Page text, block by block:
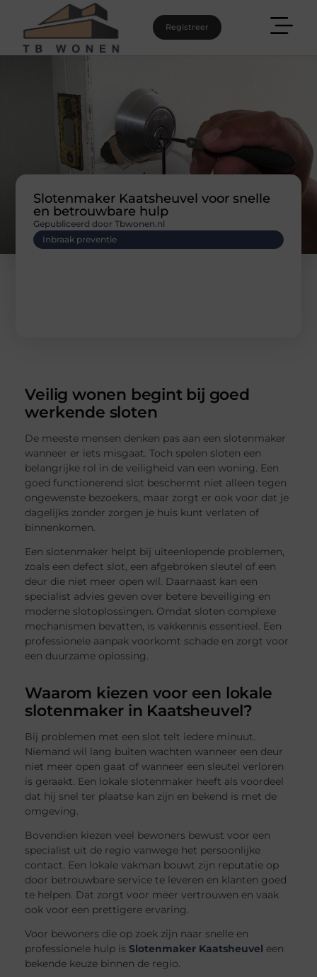
Registreer
Slotenmaker Kaatsheuvel voor snelle
en betrouwbare hulp
Inbraak preventie
Gepubliceerd door Tbwonen.nl
Veilig wonen begint bij goed
werkende sloten
De meeste mensen denken pas aan een slotenmaker
wanneer er iets misgaat. Toch spelen sloten een
belangrijke rol in de veiligheid van een woning. Een
goed functionerend slot beschermt niet alleen tegen
ongewenste bezoekers, maar zorgt er ook voor dat je
dagelijks zonder zorgen je huis kunt verlaten of
binnenkomen.
Een slotenmaker helpt bij uiteenlopende problemen,
zoals een defect slot, een afgebroken sleutel of een
deur die niet meer open wil. Daarnaast kan een
specialist advies geven over betere beveiliging en
moderne slotoplossingen. Omdat sloten complexe
mechanismen bevatten, is vakkennis essentieel. Een
professionele aanpak voorkomt schade en zorgt voor
een duurzame oplossing.
Waarom kiezen voor een lokale
slotenmaker in Kaatsheuvel?
Bij problemen met een slot telt iedere minuut.
Niemand wil lang buiten wachten wanneer een deur
niet meer open gaat of wanneer een sleutel verloren
is geraakt. Een lokale slotenmaker heeft als voordeel
dat hij snel ter plaatse kan zijn en bekend is met de
omgeving.
Bovendien kiezen veel bewoners bewust voor een
specialist uit de regio vanwege het persoonlijke
contact. Een lokale vakman bouwt zijn reputatie op
door betrouwbare service te leveren en klanten goed
te helpen. Dat zorgt voor meer vertrouwen en vaak
ook voor een prettigere ervaring.
Voor bewoners die op zoek zijn naar snelle en
professionele hulp is Slotenmaker Kaatsheuvel een
bekende keuze binnen de regio.